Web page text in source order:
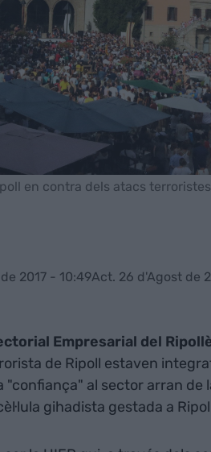
en contra dels atacs
2017 - 10:49Act. 26 d'Agost de
Empresarial del
de Ripoll estaven
"confiança" al sector arran de
gihadista gestada a